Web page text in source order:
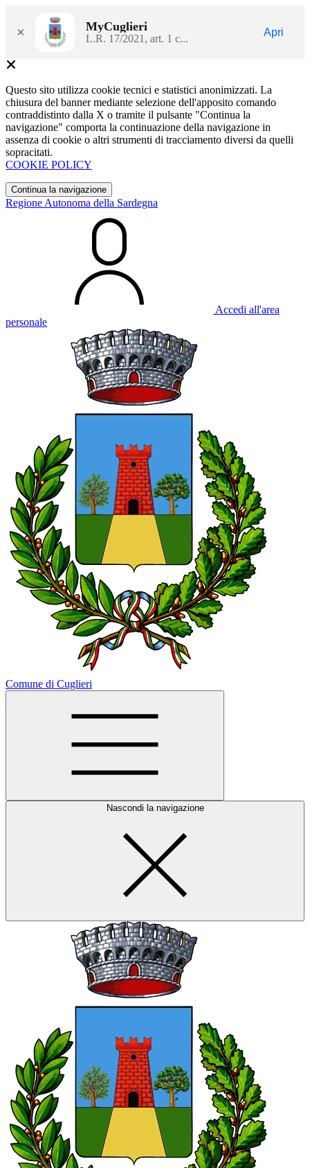
× MyCuglieri
L.R. 17/2021, art. 1 c...
Apri
Questo sito utilizza cookie tecnici e statistici anonimizzati. La
chiusura del banner mediante selezione dell'apposito comando
contraddistinto dalla X o tramite il pulsante "Continua la
navigazione" comporta la continuazione della navigazione in
assenza di cookie o altri strumenti di tracciamento diversi da quelli
sopracitati.
COOKIE POLICY
Continua la navigazione
Regione Autonoma della Sardegna
Accedi all'area
personale
Comune di Cuglieri
Nascondi la navigazione